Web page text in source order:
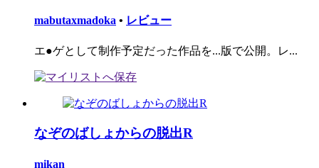
mabutaxmadoka • レビュー
エ●ゲとして制作予定だった作品を...版で公開。レ...
なぞのばしょからの脱出R
mikan